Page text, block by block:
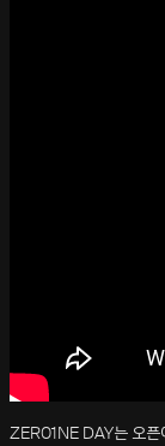
ZER01NE DAY는 오픈